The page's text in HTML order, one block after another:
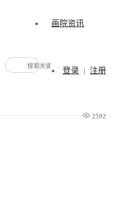
画院资讯
登录 | 注册
2592